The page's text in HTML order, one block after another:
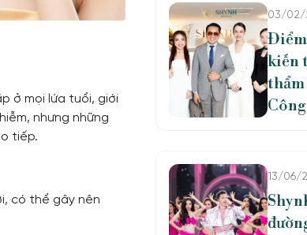
ở mọi lứa tuổi, giới
nhưng những
tiếp.
có thể gây nên
03/02/
Điểm
kiến
thẩm
13/06/